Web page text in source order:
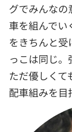
グでみんな
車を組んでい
をきちんと
っこは同じ。
ただ優しくて
配車組みを目